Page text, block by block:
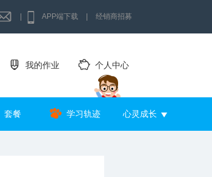
APP端下载 经销商招募
我的作业 个人中心
套餐 学习轨迹 心灵成长